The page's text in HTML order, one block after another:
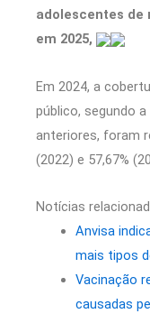
adolescentes de
em 2025,
Em 2024, a
público, segundo
anteriores, foram
(2022) e 57,67%
Notícias
Anvisa
mais tipos
Vacinação
causadas